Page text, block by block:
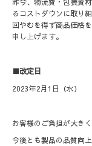
るコストダウンに取り
回やむを得ず商品価格
申し上げます。
■改定日
2023年2月1日（水）
お客様のご負担が大き
今後とも製品の品質向